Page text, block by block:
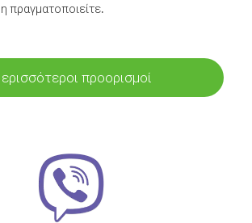
πραγματοποιείτε.
προορισμοί